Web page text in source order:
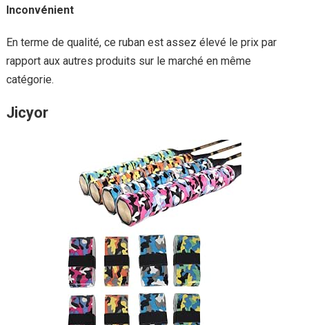
Inconvénient
En terme de qualité, ce ruban est assez élevé le prix par
rapport aux autres produits sur le marché en même
catégorie.
Jicyor